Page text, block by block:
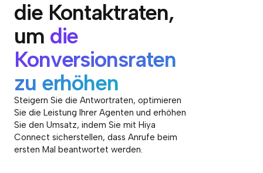
die Kontaktraten,
um die
Konversionsraten
zu erhöhen
Steigern Sie die Antwortraten, optimieren
Sie die Leistung Ihrer Agenten und erhöhen
Sie den Umsatz, indem Sie mit Hiya
Connect sicherstellen, dass Anrufe beim
ersten Mal beantwortet werden.